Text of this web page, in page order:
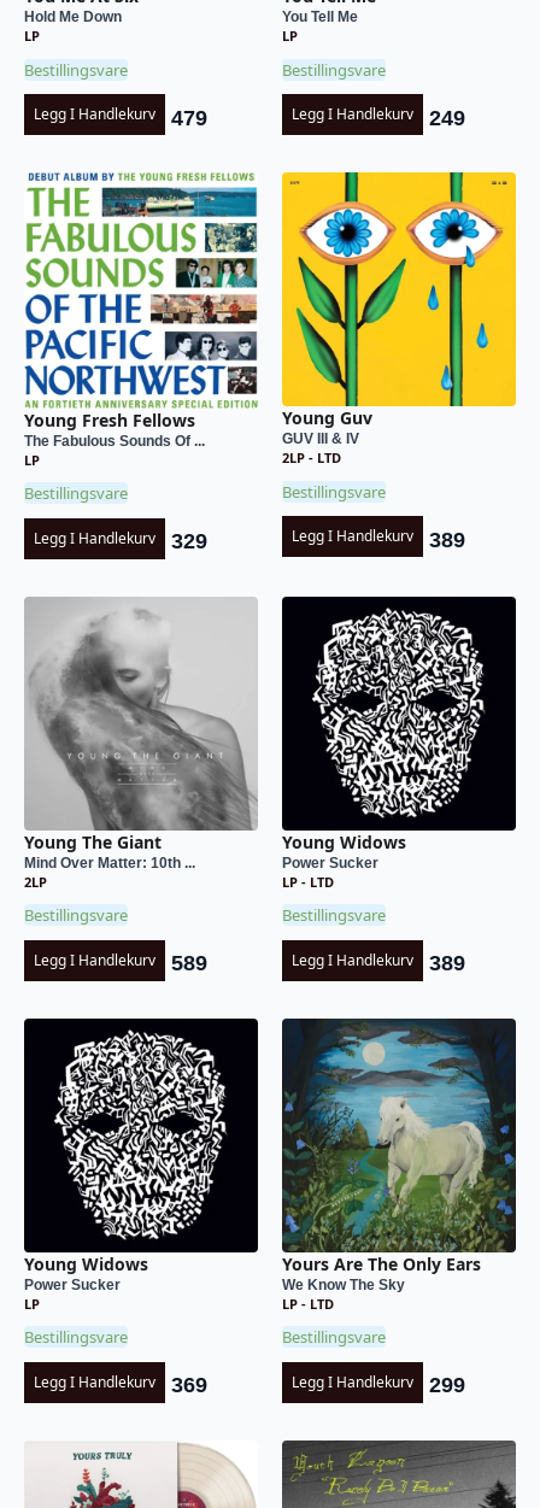
Hold Me Down
LP
Bestillingsvare
Legg I Handlekurv 479
You Tell Me
LP
Bestillingsvare
Legg I Handlekurv 249
Young Fresh Fellows
The Fabulous Sounds Of ...
LP
Bestillingsvare
Legg I Handlekurv 329
Young Guv
GUV III & IV
2LP - LTD
Bestillingsvare
Legg I Handlekurv 389
Young The Giant
Mind Over Matter: 10th ...
2LP
Bestillingsvare
Legg I Handlekurv 589
Young Widows
Power Sucker
LP - LTD
Bestillingsvare
Legg I Handlekurv 389
Young Widows
Power Sucker
LP
Bestillingsvare
Legg I Handlekurv 369
Yours Are The Only Ears
We Know The Sky
LP - LTD
Bestillingsvare
Legg I Handlekurv 299